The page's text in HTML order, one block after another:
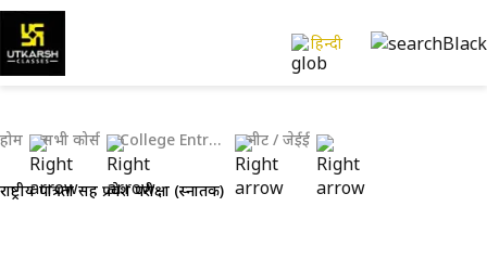
हिन्दी
होम सभी कोर्स College Entrance Exams नीट / जेईई
राष्ट्रीय पात्रता सह प्रवेश परीक्षा (स्नातक)